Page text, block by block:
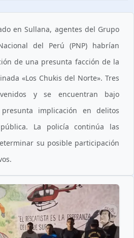
en Sullana, agentes del Grupo
del Perú (PNP) habrían
de una presunta facción de la
«Los Chukis del Norte». Tres
y se encuentran bajo
implicación en delitos
La policía continúa las
su posible participación